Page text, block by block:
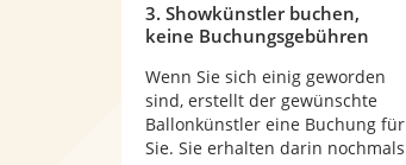
3. Showkünstler buchen,
keine Buchungsgebühren
Wenn Sie sich einig geworden
sind, erstellt der gewünschte
Ballonkünstler eine Buchung für
Sie. Sie erhalten darin nochmals